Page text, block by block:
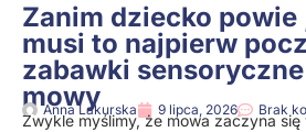
Zanim dziecko powie
musi to najpierw
zabawki
mowy
Anna Lakurska 9 lipca, 2026 Brak
Zwykle myślimy, że mowa zaczyna